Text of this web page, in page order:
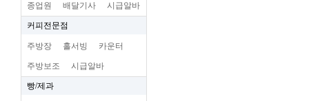
종업원 배달기사 시급알바
커피전문점
주방장 홀서빙 카운터
주방보조 시급알바
빵/제과